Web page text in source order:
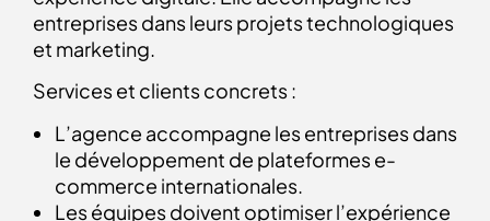
entreprises dans leurs projets technologiques
et marketing.
Services et clients concrets :
L’agence accompagne les entreprises dans
le développement de plateformes e-
commerce internationales.
Les équipes doivent optimiser l’expérience